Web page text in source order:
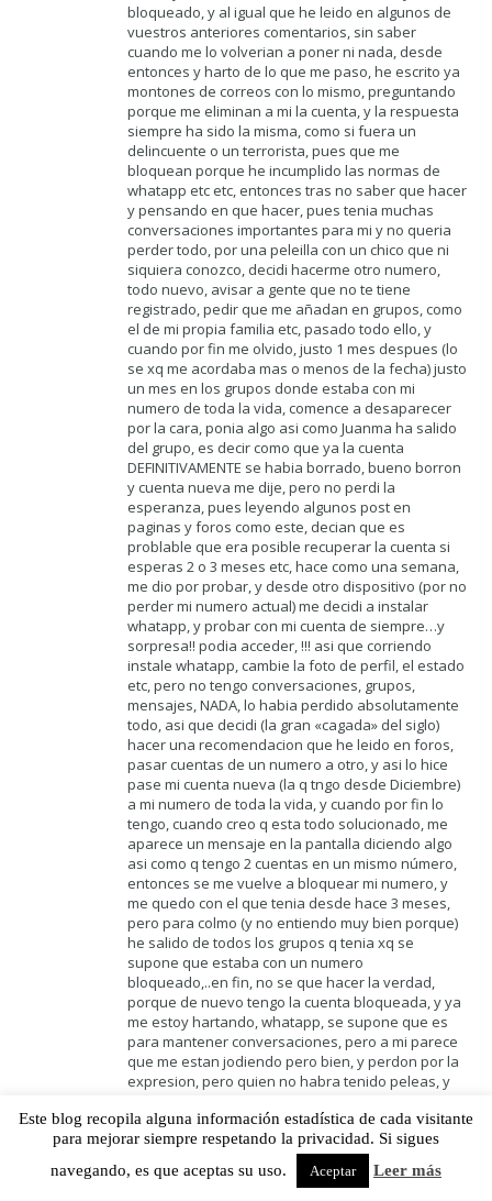
bloqueado, y al igual que he leido en algunos de
vuestros anteriores comentarios, sin saber
cuando me lo volverian a poner ni nada, desde
entonces y harto de lo que me paso, he escrito ya
montones de correos con lo mismo, preguntando
porque me eliminan a mi la cuenta, y la respuesta
siempre ha sido la misma, como si fuera un
delincuente o un terrorista, pues que me
bloquean porque he incumplido las normas de
whatapp etc etc, entonces tras no saber que hacer
y pensando en que hacer, pues tenia muchas
conversaciones importantes para mi y no queria
perder todo, por una peleilla con un chico que ni
siquiera conozco, decidi hacerme otro numero,
todo nuevo, avisar a gente que no te tiene
registrado, pedir que me añadan en grupos, como
el de mi propia familia etc, pasado todo ello, y
cuando por fin me olvido, justo 1 mes despues (lo
se xq me acordaba mas o menos de la fecha) justo
un mes en los grupos donde estaba con mi
numero de toda la vida, comence a desaparecer
por la cara, ponia algo asi como Juanma ha salido
del grupo, es decir como que ya la cuenta
DEFINITIVAMENTE se habia borrado, bueno borron
y cuenta nueva me dije, pero no perdi la
esperanza, pues leyendo algunos post en
paginas y foros como este, decian que es
problable que era posible recuperar la cuenta si
esperas 2 o 3 meses etc, hace como una semana,
me dio por probar, y desde otro dispositivo (por no
perder mi numero actual) me decidi a instalar
whatapp, y probar con mi cuenta de siempre…y
sorpresa!! podia acceder, !!! asi que corriendo
instale whatapp, cambie la foto de perfil, el estado
etc, pero no tengo conversaciones, grupos,
mensajes, NADA, lo habia perdido absolutamente
todo, asi que decidi (la gran «cagada» del siglo)
hacer una recomendacion que he leido en foros,
pasar cuentas de un numero a otro, y asi lo hice
pase mi cuenta nueva (la q tngo desde Diciembre)
a mi numero de toda la vida, y cuando por fin lo
tengo, cuando creo q esta todo solucionado, me
aparece un mensaje en la pantalla diciendo algo
asi como q tengo 2 cuentas en un mismo número,
entonces se me vuelve a bloquear mi numero, y
me quedo con el que tenia desde hace 3 meses,
pero para colmo (y no entiendo muy bien porque)
he salido de todos los grupos q tenia xq se
supone que estaba con un numero
bloqueado,..en fin, no se que hacer la verdad,
porque de nuevo tengo la cuenta bloqueada, y ya
me estoy hartando, whatapp, se supone que es
para mantener conversaciones, pero a mi parece
que me estan jodiendo pero bien, y perdon por la
expresion, pero quien no habra tenido peleas, y
una con un chico muy muy directo, y que seguro
exagero todo lo que le dije, tengo un monton de
problemas, he escrito varias veces a la pagina y
ya no me responden, me pasa como a vosotros,
Este blog recopila alguna información estadística de cada visitante
para mejorar siempre respetando la privacidad. Si sigues
navegando, es que aceptas su uso.
Aceptar Leer más